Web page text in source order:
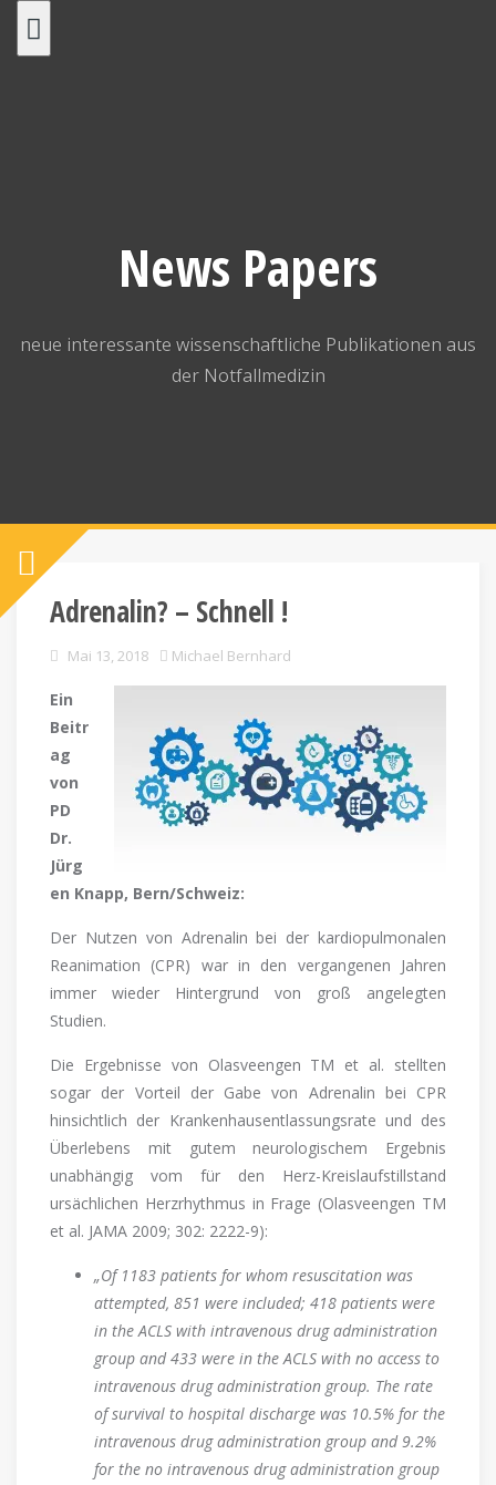
News Papers
neue interessante wissenschaftliche Publikationen aus
der Notfallmedizin
Adrenalin? – Schnell !
Mai 13, 2018 Michael Bernhard
Ein
Beitr
ag
von
PD
Dr.
Jürg
en Knapp, Bern/Schweiz:
Der Nutzen von Adrenalin bei der kardiopulmonalen
Reanimation (CPR) war in den vergangenen Jahren
immer wieder Hintergrund von groß angelegten
Studien.
Die Ergebnisse von Olasveengen TM et al. stellten
sogar der Vorteil der Gabe von Adrenalin bei CPR
hinsichtlich der Krankenhausentlassungsrate und des
Überlebens mit gutem neurologischem Ergebnis
unabhängig vom für den Herz-Kreislaufstillstand
ursächlichen Herzrhythmus in Frage (Olasveengen TM
et al. JAMA 2009; 302: 2222-9):
„Of 1183 patients for whom resuscitation was
attempted, 851 were included; 418 patients were
in the ACLS with intravenous drug administration
group and 433 were in the ACLS with no access to
intravenous drug administration group. The rate
of survival to hospital discharge was 10.5% for the
intravenous drug administration group and 9.2%
for the no intravenous drug administration group